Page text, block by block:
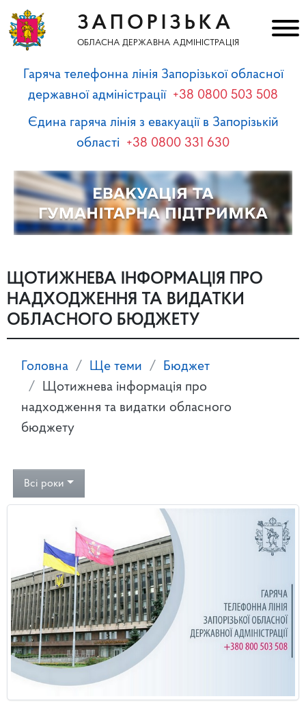
ЗАПОРІЗЬКА
ОБЛАСНА ДЕРЖАВНА АДМІНІСТРАЦІЯ
Гаряча телефонна лінія Запорізької обласної
державної адміністрації +38 0800 503 508
Єдина гаряча лінія з евакуації в Запорізькій
області +38 0800 331 630
ЩОТИЖНЕВА ІНФОРМАЦІЯ ПРО
НАДХОДЖЕННЯ ТА ВИДАТКИ
ОБЛАСНОГО БЮДЖЕТУ
Головна Ще теми
Бюджет
Щотижнева інформація про
надходження та видатки обласного
бюджету
Всі роки